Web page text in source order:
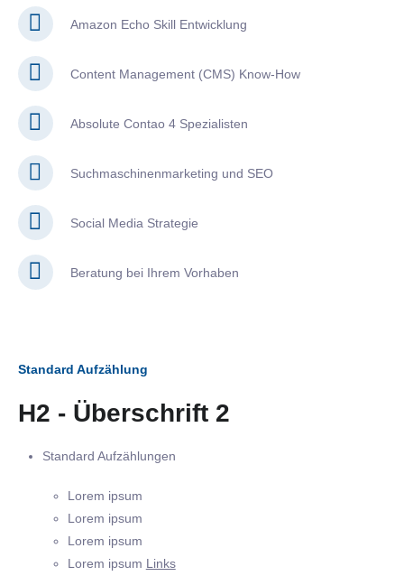
Amazon Echo Skill Entwicklung
Content Management (CMS) Know-How
Absolute Contao 4 Spezialisten
Suchmaschinenmarketing und SEO
Social Media Strategie
Beratung bei Ihrem Vorhaben
Standard Aufzählung
H2 - Überschrift 2
Standard Aufzählungen
Lorem ipsum
Lorem ipsum
Lorem ipsum
Lorem ipsum Links